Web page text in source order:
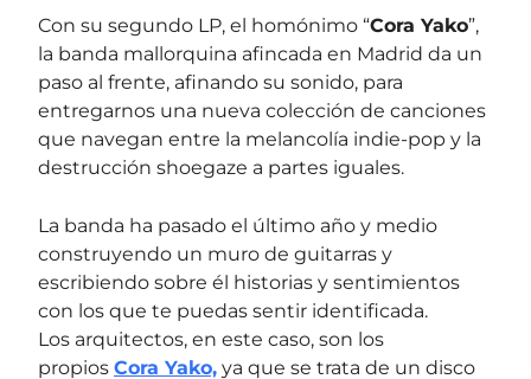
Con su segundo LP, el homónimo “Cora Yako”,
la banda mallorquina afincada en Madrid da un
paso al frente, afinando su sonido, para
entregarnos una nueva colección de canciones
que navegan entre la melancolía indie-pop y la
destrucción shoegaze a partes iguales.
La banda ha pasado el último año y medio
construyendo un muro de guitarras y
escribiendo sobre él historias y sentimientos
con los que te puedas sentir identificada.
Los arquitectos, en este caso, son los
propios Cora Yako, ya que se trata de un disco